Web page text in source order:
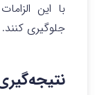
با این
جلوگیری کنند.